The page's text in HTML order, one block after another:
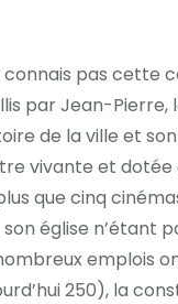
pas cette
par Jean-Pierre,
de la ville et
vivante et dotée
que cinq
église n’étant
emplois
250), la